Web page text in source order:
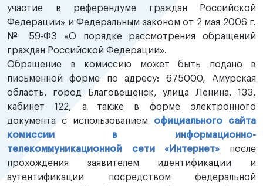
участие в референдуме граждан Российской
Федерации» и Федеральным законом от 2 мая 2006 г.
№ 59-ФЗ «О порядке рассмотрения обращений
граждан Российской Федерации».
Обращение в комиссию может быть подано в
письменной форме по адресу: 675000, Амурская
область, город Благовещенск, улица Ленина, 133,
кабинет 122, а также в форме электронного
документа с использованием официального сайта
комиссии в информационно-
телекоммуникационной сети «Интернет» после
прохождения заявителем идентификации и
аутентификации посредством федеральной